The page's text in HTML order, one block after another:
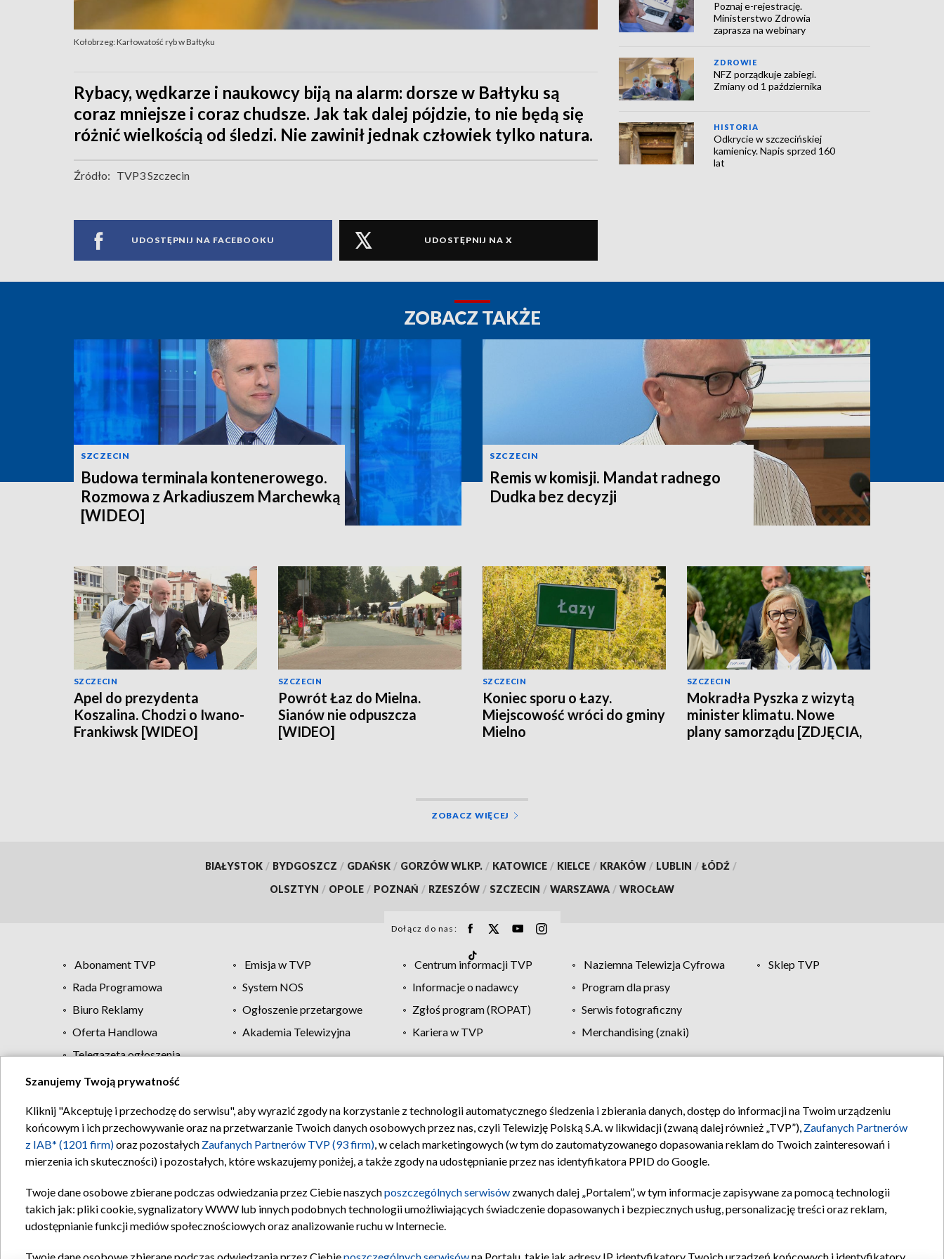
Kołobrzeg: Karłowatość ryb w Bałtyku
Rybacy, wędkarze i naukowcy biją na alarm: dorsze w Bałtyku są
coraz mniejsze i coraz chudsze. Jak tak dalej pójdzie, to nie będą się
różnić wielkością od śledzi. Nie zawinił jednak człowiek tylko natura.
Źródło: TVP3 Szczecin
UDOSTĘPNIJ NA FACEBOOKU UDOSTĘPNIJ NA X
Poznaj e-rejestrację.
Ministerstwo Zdrowia
zaprasza na webinary
ZDROWIE
NFZ porządkuje zabiegi.
Zmiany od 1 października
HISTORIA
Odkrycie w szczecińskiej
kamienicy. Napis sprzed 160
lat
ZOBACZ TAKŻE
SZCZECIN
Budowa terminala kontenerowego.
Rozmowa z Arkadiuszem Marchewką
[WIDEO]
SZCZECIN
Remis w komisji. Mandat radnego
Dudka bez decyzji
SZCZECIN
Apel do prezydenta
Koszalina. Chodzi o Iwano-
Frankiwsk [WIDEO]
SZCZECIN
Powrót Łaz do Mielna.
Sianów nie odpuszcza
[WIDEO]
SZCZECIN
Koniec sporu o Łazy.
Miejscowość wróci do gminy
Mielno
SZCZECIN
Mokradła Pyszka z wizytą
minister klimatu. Nowe
plany samorządu [ZDJĘCIA,
ZOBACZ WIĘCEJ
BIAŁYSTOK / BYDGOSZCZ / GDAŃSK / GORZÓW WLKP. / KATOWICE / KIELCE / KRAKÓW / LUBLIN / ŁÓDŹ /
OLSZTYN / OPOLE / POZNAŃ / RZESZÓW / SZCZECIN / WARSZAWA / WROCŁAW
Dołącz do nas:
Abonament TVP Emisja w TVP Centrum informacji TVP Naziemna Telewizja Cyfrowa
Sklep TVP
Rada Programowa
System NOS Informacje o nadawcy
Program dla prasy
Biuro Reklamy
Ogłoszenie przetargowe Zgłoś program (ROPAT)
Serwis fotograficzny
Oferta Handlowa
Akademia Telewizyjna Kariera w TVP
Merchandising (znaki)
Telegazeta ogłoszenia
Regulamin TVP Polityka prywatności Moje zgody Pomoc Biuro reklamy Kontakt
Szanujemy Twoją prywatność
Kliknij "Akceptuję i przechodzę do serwisu", aby wyrazić zgody na korzystanie z technologii automatycznego śledzenia i zbierania danych, dostęp do informacji na Twoim urządzeniu
końcowym i ich przechowywanie oraz na przetwarzanie Twoich danych osobowych przez nas, czyli Telewizję Polską S.A. w likwidacji (zwaną dalej również „TVP”), Zaufanych Partnerów
z IAB* (1201 firm)oraz pozostałych Zaufanych Partnerów TVP (93 firm), w celach marketingowych (w tym do zautomatyzowanego dopasowania reklam do Twoich zainteresowań i
mierzenia ich skuteczności) i pozostałych, które wskazujemy poniżej, a także zgody na udostępnianie przez nas identyfikatora PPID do Google.
Twoje dane osobowe zbierane podczas odwiedzania przez Ciebie naszychposzczególnych serwisów zwanych dalej „Portalem”, w tym informacje zapisywane za pomocą technologii
takich jak: pliki cookie, sygnalizatory WWW lub innych podobnych technologii umożliwiających świadczenie dopasowanych i bezpiecznych usług, personalizację treści oraz reklam,
udostępnianie funkcji mediów społecznościowych oraz analizowanie ruchu w Internecie.